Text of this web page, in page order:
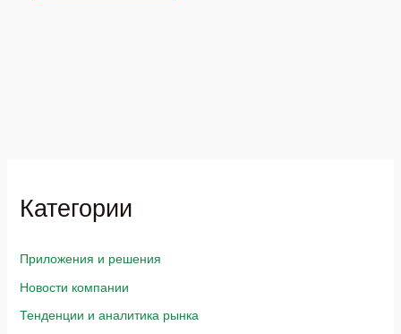
Категории
Приложения и решения
Новости компании
Тенденции и аналитика рынка